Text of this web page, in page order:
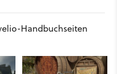
Handbuchseiten